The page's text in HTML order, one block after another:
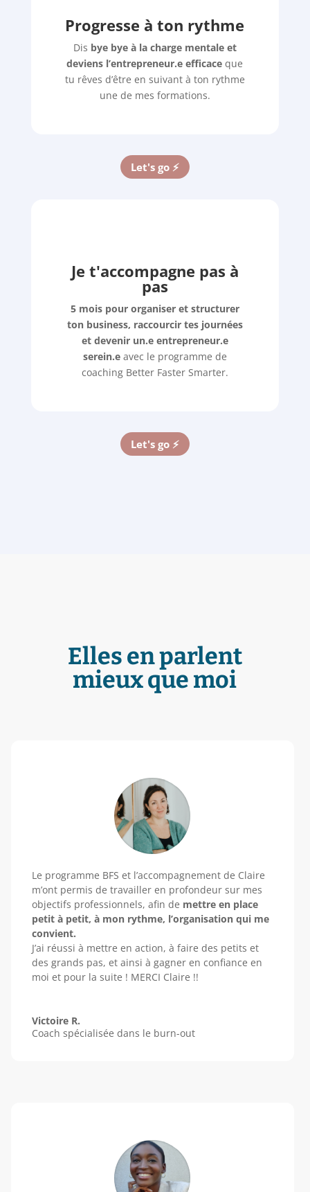
Progresse à ton rythme
Dis bye bye à la charge mentale et
deviens l’entrepreneur.e efficace que
tu rêves d’être en suivant à ton rythme
une de mes formations.
Let's go ⚡️
Je t'accompagne pas à
pas
5 mois pour organiser et structurer
ton business, raccourcir tes journées
et devenir un.e entrepreneur.e
serein.eavec le programme de
coaching Better Faster Smarter.
Let's go ⚡️
Elles en parlent
mieux que moi
Le programme BFS et l’accompagnement de Claire
m’ont permis de travailler en profondeur sur mes
objectifs professionnels, afin de mettre en place
petit à petit, à mon rythme, l’organisation qui me
convient.
J’ai réussi à mettre en action, à faire des petits et
des grands pas, et ainsi à gagner en confiance en
moi et pour la suite ! MERCI Claire !!
Victoire R.
Coach spécialisée dans le burn-out